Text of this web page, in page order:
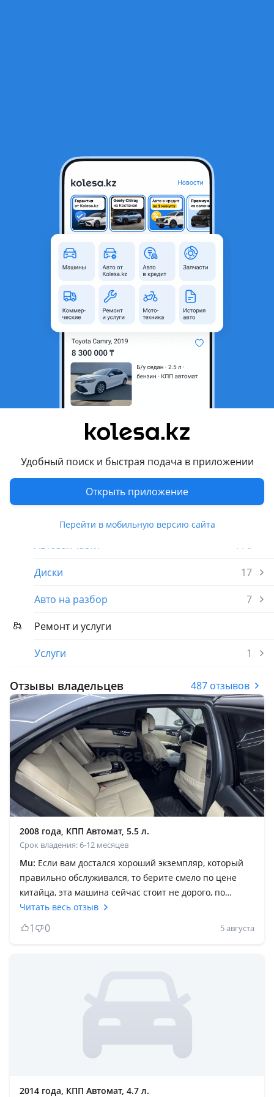
Удобный поиск и быстрая подача в приложении
Открыть приложение
Перейти в мобильную версию сайта
Mercedes-Benz S 550 2009 года
Алматы, Алматинская
область
Mercedes-
Benz S 550
Комментарий продавца
Авто на разбор
Другие объявления продавца
НИКОЛАЙ
Запчасти
Автозапчасти
770
Диски
17
Авто на разбор
7
Ремонт и услуги
Услуги
1
Отзывы владельцев 487 отзывов
2008 года, КПП Автомат, 5.5 л.
Срок владения: 6-12 месяцев
Мu: Если вам достался хороший экземпляр, который
правильно обслуживался, то берите смело по цене
китайца, эта машина сейчас стоит не дорого, по
сравнению с новой ценой, запчасти уже недорогие, у
официалов замена масел и др. Скидка 50%, любые
другие замены сравнивайте цены у не с другими
внедорожника в седане, авто не сырое, а
доработанное, плюс это Мерседес S класс,
двигатель, т. К теплонагруженны современные
Читать весь отзыв
1 0 5 августа
2014 года, КПП Автомат, 4.7 л.